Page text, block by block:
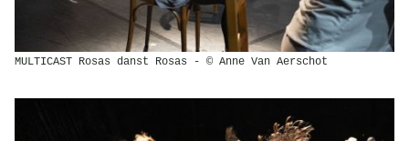
MULTICAST Rosas danst Rosas - © Anne Van Aerschot